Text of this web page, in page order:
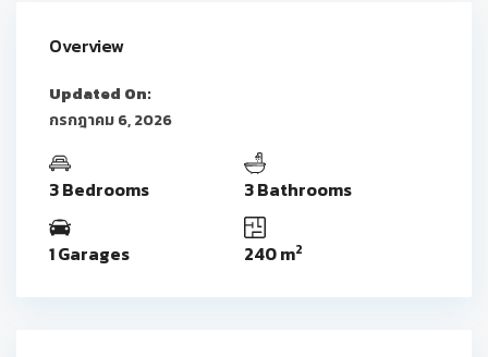
Overview
Updated On:
กรกฎาคม 6, 2026
3 Bedrooms 3 Bathrooms
1 Garages 240 m2